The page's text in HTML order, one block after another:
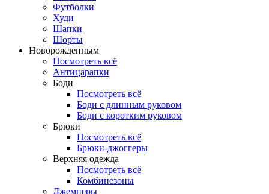
Футболки
Худи
Шапки
Шорты
Новорожденным
Посмотреть всё
Антицарапки
Боди
Посмотреть всё
Боди с длинным руковом
Боди с коротким руковом
Брюки
Посмотреть всё
Брюки-джоггеры
Верхняя одежда
Посмотреть всё
Комбинезоны
Джемперы